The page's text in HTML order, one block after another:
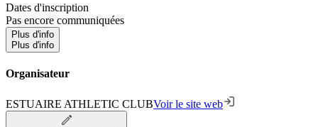
Dates d'inscription
Pas encore communiquées
Plus d'info
Plus d'info
Organisateur
ESTUAIRE ATHLETIC CLUBVoir le site web